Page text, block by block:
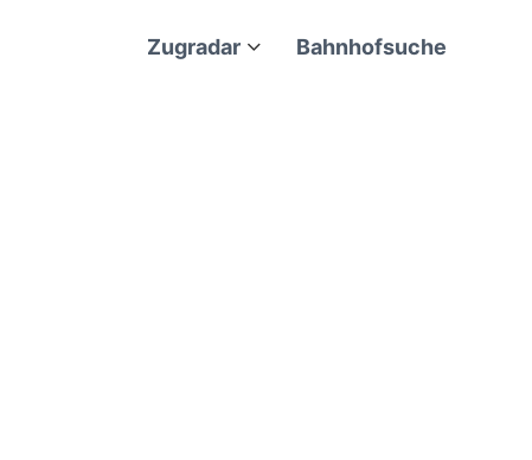
Zugradar Bahnhofsuche